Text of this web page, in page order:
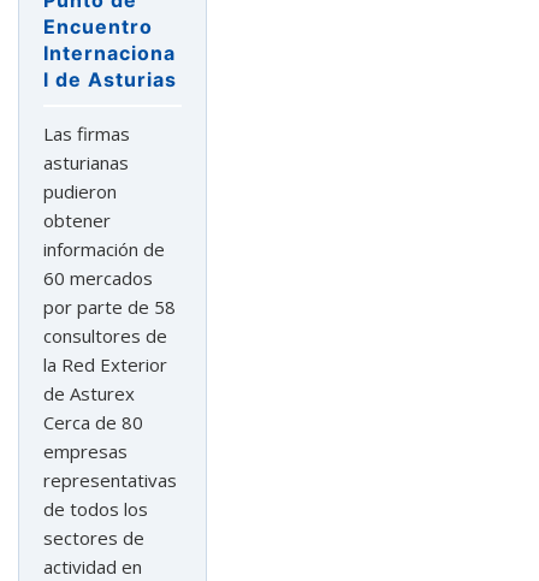
Encuentro
Internaciona
l de Asturias
Las firmas
asturianas
pudieron
obtener
información de
60 mercados
por parte de 58
consultores de
la Red Exterior
de Asturex
Cerca de 80
empresas
representativas
de todos los
sectores de
actividad en